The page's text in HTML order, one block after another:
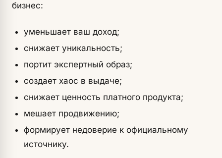
бизнес:
уменьшает ваш доход;
снижает уникальность;
портит экспертный образ;
создает хаос в выдаче;
снижает ценность платного продукта;
мешает продвижению;
формирует недоверие к официальному
источнику.